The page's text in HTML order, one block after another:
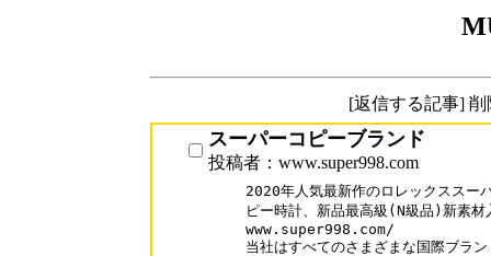
[返信する記事]
スーパーコピーブランド
投稿者：www.super998.com
2020年人気最新作のロレックススー
ピー時計、新品最高級(N級品)新素材
www.super998.com/
当社はすべてのさまざまな国際ブラ